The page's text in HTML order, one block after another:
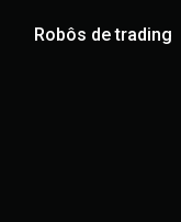
Robôs de trading